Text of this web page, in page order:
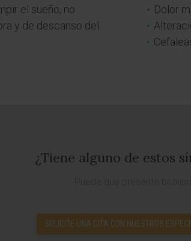
el sueño, no
y de descanso del
Dolor
¿Tiene alguno de estos
SOLICITE UNA CITA CON NUESTROS